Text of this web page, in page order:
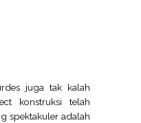
juga tak kalah
konstruksi telah
spektakuler adalah